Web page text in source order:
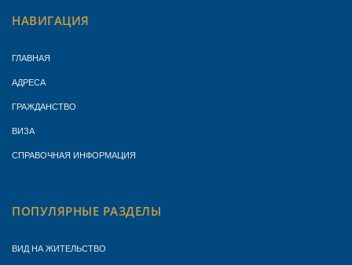
НАВИГАЦИЯ
ГЛАВНАЯ
АДРЕСА
ГРАЖДАНСТВО
ВИЗА
СПРАВОЧНАЯ ИНФОРМАЦИЯ
ПОПУЛЯРНЫЕ РАЗДЕЛЫ
ВИД НА ЖИТЕЛЬСТВО